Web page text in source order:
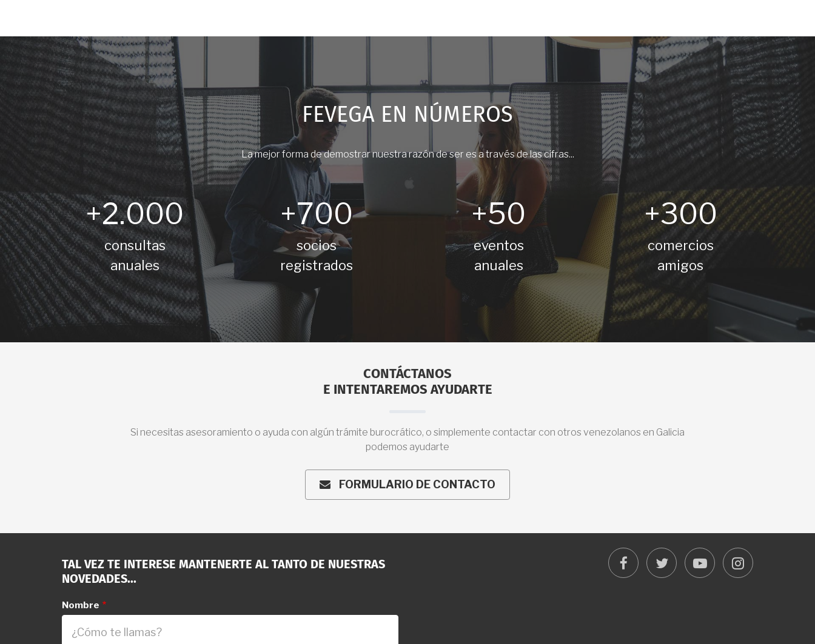
FEVEGA EN NÚMEROS
La mejor forma de demostrar nuestra razón de ser es a través de las cifras...
+2.000
consultas
anuales
+700
socios
registrados
+50
eventos
anuales
+300
comercios
amigos
CONTÁCTANOS
E INTENTAREMOS AYUDARTE
Si necesitas asesoramiento o ayuda con algún trámite burocrático, o simplemente contactar con otros venezolanos en Galicia
podemos ayudarte
ENVELOPE
FORMULARIO DE CONTACTO
TAL VEZ TE INTERESE MANTENERTE AL TANTO DE NUESTRAS
NOVEDADES...
Nombre
facebooktwitter youtubeinstagram